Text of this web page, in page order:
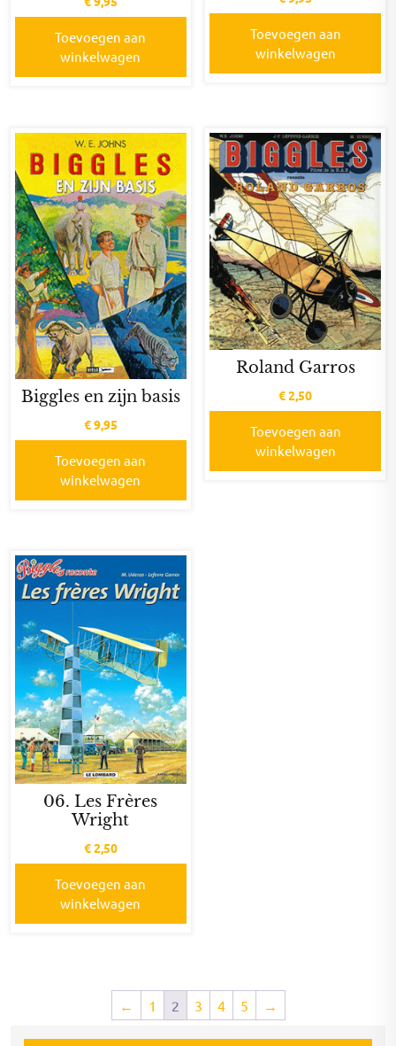
Toevoegen aan
winkelwagen
Toevoegen aan
winkelwagen
Biggles en zijn basis
€9,95
Toevoegen aan
winkelwagen
Roland Garros
€2,50
Toevoegen aan
winkelwagen
06. Les Frères
Wright
€2,50
Toevoegen aan
winkelwagen
← 1 2 3 4 5 →